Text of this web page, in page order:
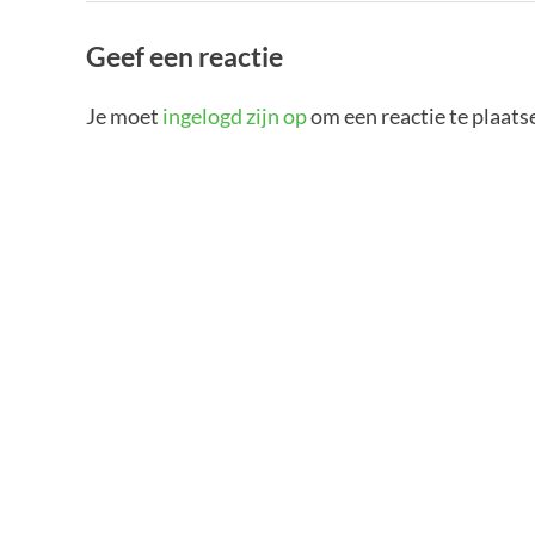
Geef een reactie
Je moet ingelogd zijn opom een reactie te